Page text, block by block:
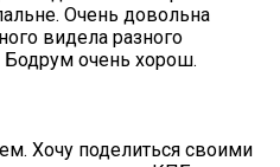
Очень довольна
видела разного
Бодрум очень хорош.
Хочу поделиться своими